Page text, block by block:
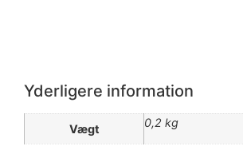
Yderligere information
Vægt 0,2 kg